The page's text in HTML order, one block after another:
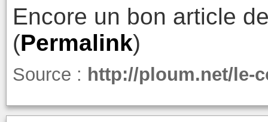
Encore un bon article
(Permalink)
Source : http://ploum.net/le-